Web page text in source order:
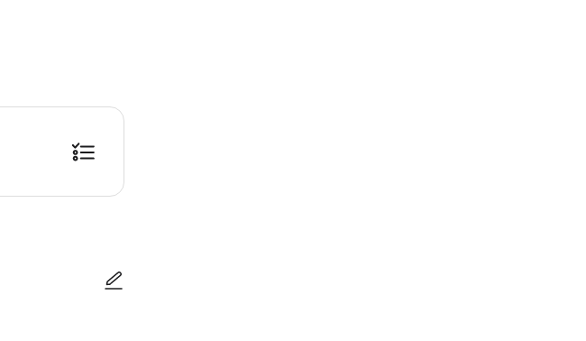
수 있으니, 예약 시 확인 부탁드립니다.)